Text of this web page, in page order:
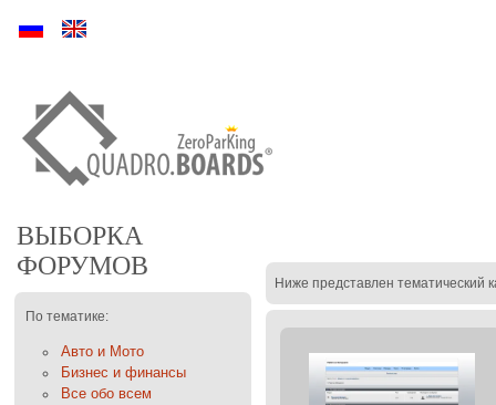
Ру En
ВЫБОРКА
ФОРУМОВ
По тематике:
Авто и Мото
Бизнес и финансы
Все обо всем
Ниже представлен тематический